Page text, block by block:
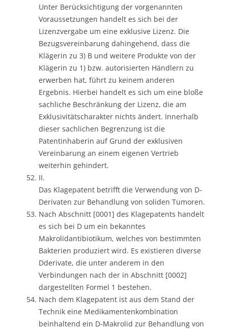
Unter Berücksichtigung der vorgenannten
Voraussetzungen handelt es sich bei der
Lizenzvergabe um eine exklusive Lizenz. Die
Bezugsvereinbarung dahingehend, dass die
Klägerin zu 3) B und weitere Produkte von der
Klägerin zu 1) bzw. autorisierten Händlern zu
erwerben hat, führt zu keinem anderen
Ergebnis. Hierbei handelt es sich um eine bloße
sachliche Beschränkung der Lizenz, die am
Exklusivitätscharakter nichts ändert. Innerhalb
dieser sachlichen Begrenzung ist die
Patentinhaberin auf Grund der exklusiven
Vereinbarung an einem eigenen Vertrieb
weiterhin gehindert.
II.
Das Klagepatent betrifft die Verwendung von D-
Derivaten zur Behandlung von soliden Tumoren.
Nach Abschnitt [0001] des Klagepatents handelt
es sich bei D um ein bekanntes
Makrolidantibiotikum, welches von bestimmten
Bakterien produziert wird. Es existieren diverse
Dderivate, die unter anderem in den
Verbindungen nach der in Abschnitt [0002]
dargestellten Formel 1 bestehen.
Nach dem Klagepatent ist aus dem Stand der
Technik eine Medikamentenkombination
beinhaltend ein D-Makrolid zur Behandlung von